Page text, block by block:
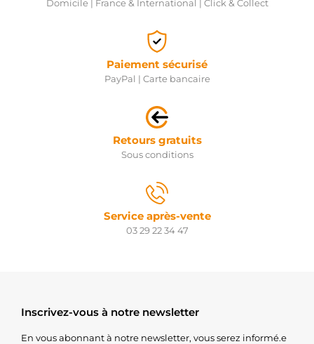
Domicile | France & International | Click & Collect
Paiement sécurisé
PayPal | Carte bancaire
Retours gratuits
Sous conditions
Service après-vente
03 29 22 34 47
Inscrivez-vous à notre newsletter
En vous abonnant à notre newsletter, vous serez informé.e